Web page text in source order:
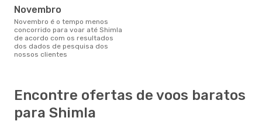
novembro
novembro é o tempo menos
concorrido para voar até Shimla
de acordo com os resultados
dos dados de pesquisa dos
nossos clientes
Encontre ofertas de voos baratos
para Shimla